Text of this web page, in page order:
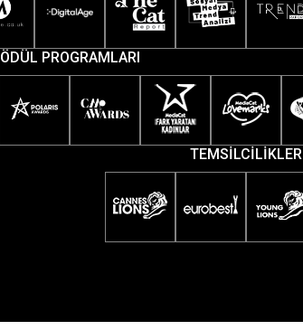
ÖDÜL PROGRAMLARI
TEMSİLCİLİKLER